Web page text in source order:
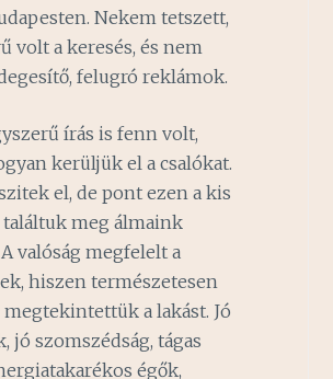
Nekem tetszett,
volt a keresés, és nem
felugró reklámok.
írás is fenn volt,
kerüljük el a csalókat.
el, de pont ezen a kis
meg álmaink
valóság megfelelt a
hiszen természetesen
a lakást. Jó
jó szomszédság, tágas
égők,